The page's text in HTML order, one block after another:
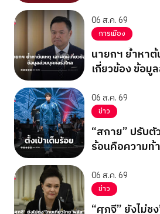
06 ส.ค. 69
การเมือง
นายกฯ ย้ำหา
เกี่ยวข้อง ข้อมู
06 ส.ค. 69
ข่าว
“สกาย” ปรับ
ร้อนคือความท้
06 ส.ค. 69
ข่าว
“ศุภจี” ยังไม่ช